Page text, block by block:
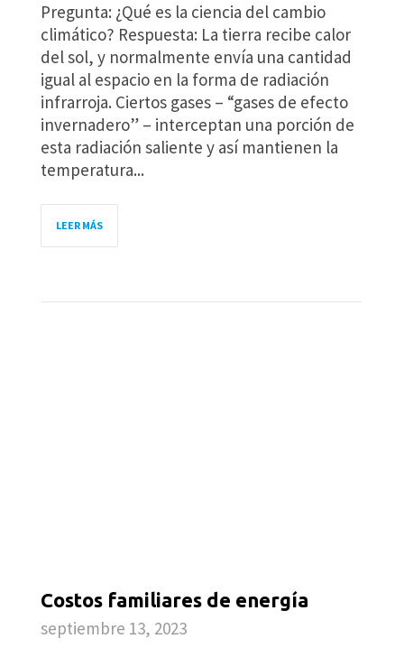
Pregunta: ¿Qué es la ciencia del cambio
climático? Respuesta: La tierra recibe calor
del sol, y normalmente envía una cantidad
igual al espacio en la forma de radiación
infrarroja. Ciertos gases – “gases de efecto
invernadero” – interceptan una porción de
esta radiación saliente y así mantienen la
temperatura...
LEER MÁS
Costos familiares de energía
septiembre 13, 2023